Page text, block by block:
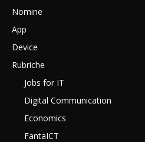
Nomine
App
Device
Rubriche
Jobs for IT
Digital Communication
Economics
FantaICT